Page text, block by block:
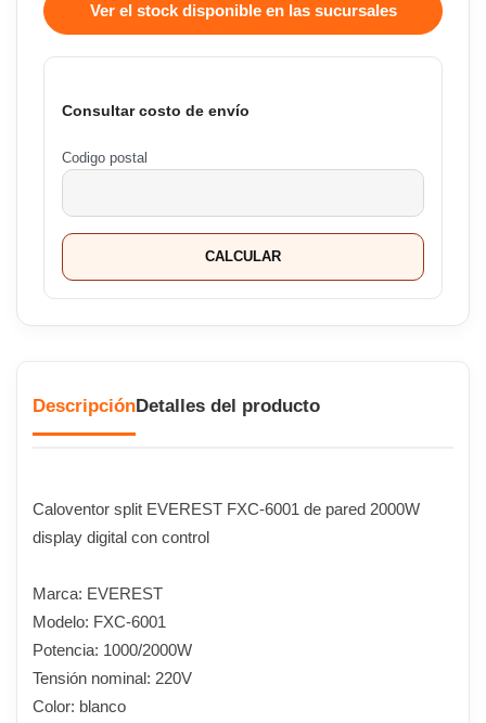
Ver el stock disponible en las sucursales
Consultar costo de envío
Codigo postal
CALCULAR
DescripciónDetalles del producto
Caloventor split EVEREST FXC-6001 de pared 2000W
display digital con control
Marca: EVEREST
Modelo: FXC-6001
Potencia: 1000/2000W
Tensión nominal: 220V
Color: blanco